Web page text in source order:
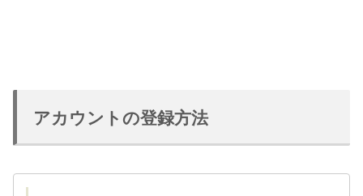
アカウントの登録方法